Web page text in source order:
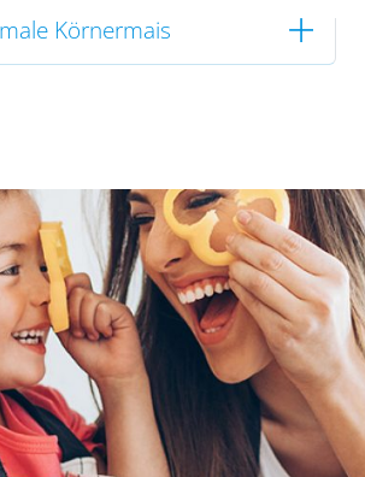
Körnermais